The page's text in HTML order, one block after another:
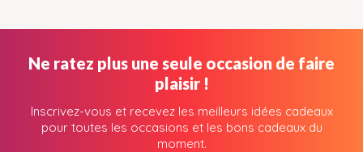
Ne ratez plus une seule occasion de faire
plaisir !
Inscrivez-vous et recevez les meilleurs idées cadeaux
pour toutes les occasions et les bons cadeaux du
moment.